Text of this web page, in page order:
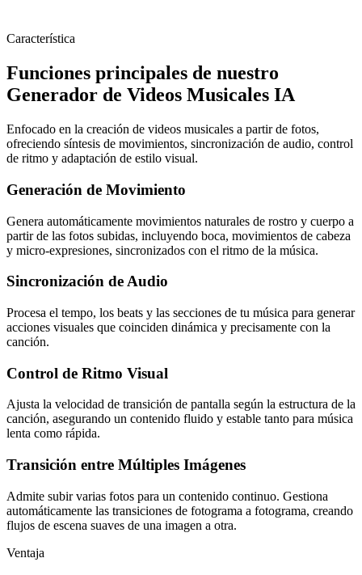
Característica
Funciones principales de nuestro
Generador de Videos Musicales IA
Enfocado en la creación de videos musicales a partir de fotos,
ofreciendo síntesis de movimientos, sincronización de audio, control
de ritmo y adaptación de estilo visual.
Generación de Movimiento
Genera automáticamente movimientos naturales de rostro y cuerpo a
partir de las fotos subidas, incluyendo boca, movimientos de cabeza
y micro-expresiones, sincronizados con el ritmo de la música.
Sincronización de Audio
Procesa el tempo, los beats y las secciones de tu música para generar
acciones visuales que coinciden dinámica y precisamente con la
canción.
Control de Ritmo Visual
Ajusta la velocidad de transición de pantalla según la estructura de la
canción, asegurando un contenido fluido y estable tanto para música
lenta como rápida.
Transición entre Múltiples Imágenes
Admite subir varias fotos para un contenido continuo. Gestiona
automáticamente las transiciones de fotograma a fotograma, creando
flujos de escena suaves de una imagen a otra.
Ventaja